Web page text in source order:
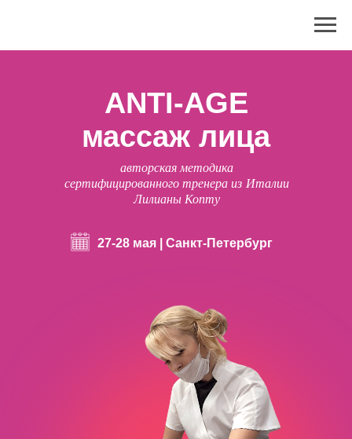
ANTI-AGE
массаж лица
авторская методика
сертифицированного тренера из Италии
Лилианы Копту
27-28 мая | Санкт-Петербург